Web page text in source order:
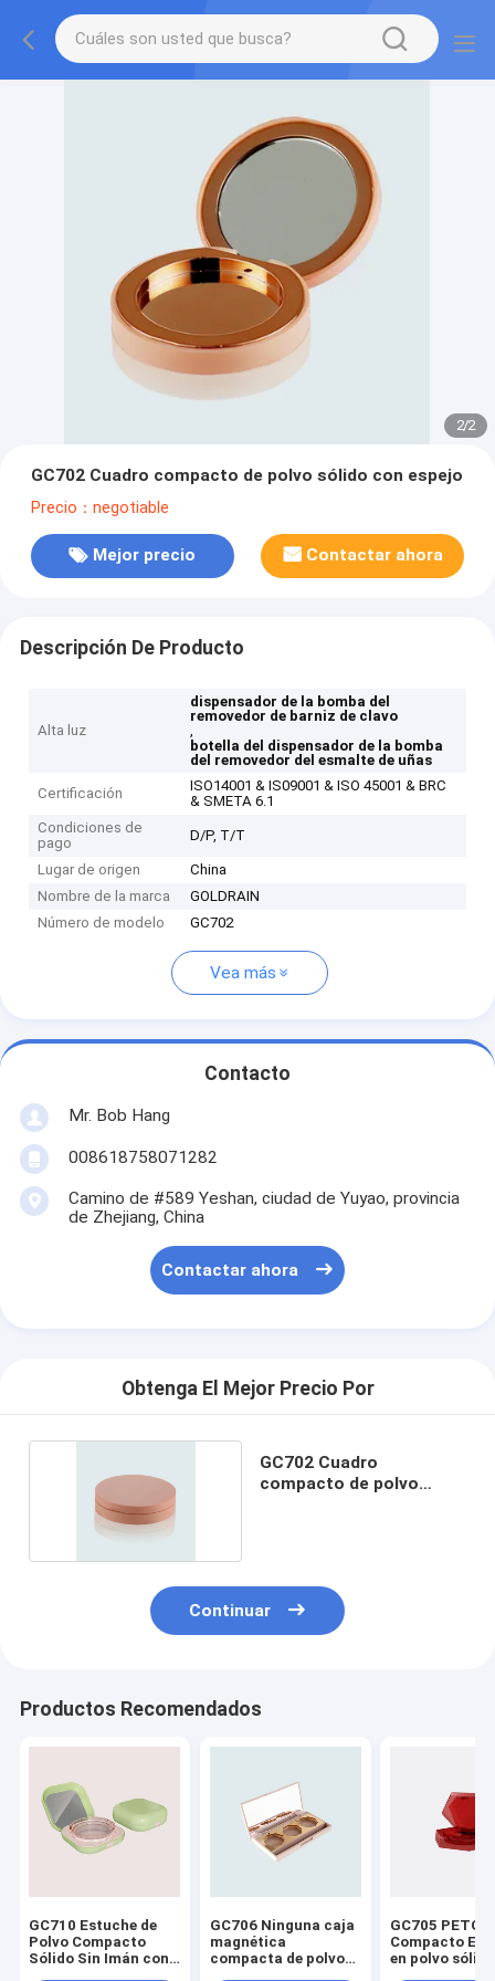
2/2
GC702 Cuadro compacto de polvo sólido con espejo
Precio：negotiable
Mejor precio Contactar ahora
Descripción De Producto
Alta luz
dispensador de la bomba del
removedor de barniz de clavo
,
botella del dispensador de la bomba
del removedor del esmalte de uñas
Certificación
ISO14001 & IS09001 & ISO 45001 & BRC
& SMETA 6.1
Condiciones de
pago
D/P, T/T
Lugar de origen
China
Nombre de la marca
GOLDRAIN
Número de modelo
GC702
Vea más
Contacto
Mr. Bob Hang
008618758071282
Camino de #589 Yeshan, ciudad de Yuyao, provincia
de Zhejiang, China
Contactar ahora
Obtenga El Mejor Precio Por
GC702 Cuadro
compacto de polvo
Continuar
Productos Recomendados
GC710 Estuche de
Polvo Compacto
Sólido Sin Imán con
GC706 Ninguna caja
magnética
compacta de polvo
GC705 PETG
Compacto
en polvo